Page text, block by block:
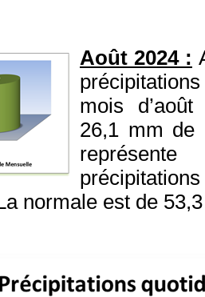
Août 2024 :
mois
26,1 mm de
normale est de